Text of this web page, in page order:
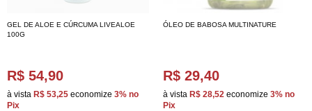
GEL DE ALOE E CÚRCUMA LIVEALOE
100G
R$ 54,90
à vista R$ 53,25 economize 3% no
Pix
ÓLEO DE BABOSA MULTINATURE
R$ 29,40
à vista R$ 28,52 economize 3% no
Pix